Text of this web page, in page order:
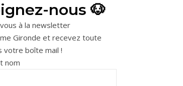
nous 🐶
à la newsletter
Gironde et recevez toute
votre boîte mail !
nom